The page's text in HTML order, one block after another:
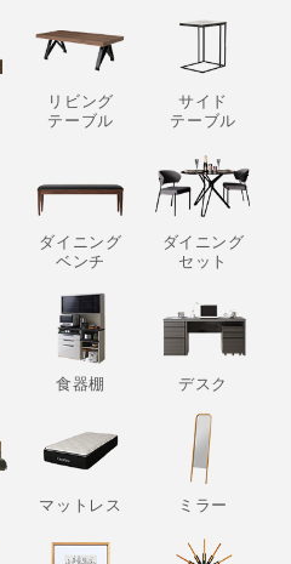
リビング
テーブル
サイド
テーブル
ダイニング
ベンチ
ダイニング
セット
食器棚 デスク
マットレス ミラー